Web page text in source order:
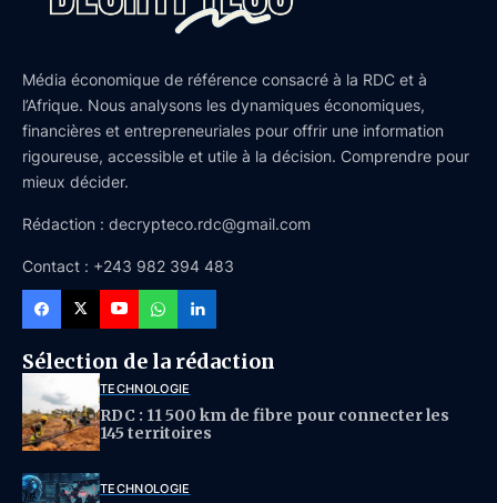
Média économique de référence consacré à la RDC et à
l’Afrique. Nous analysons les dynamiques économiques,
financières et entrepreneuriales pour offrir une information
rigoureuse, accessible et utile à la décision. Comprendre pour
mieux décider.
Rédaction : decrypteco.rdc@gmail.com
Contact : +243 982 394 483
Sélection de la rédaction
TECHNOLOGIE
RDC : 11 500 km de fibre pour connecter les
145 territoires
TECHNOLOGIE